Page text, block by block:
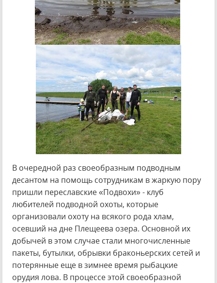
В очередной раз своеобразным подводным
десантом на помощь сотрудникам в жаркую пору
пришли переславские «Подвохи» - клуб
любителей подводной охоты, которые
организовали охоту на всякого рода хлам,
осевший на дне Плещеева озера. Основной их
добычей в этом случае стали многочисленные
пакеты, бутылки, обрывки браконьерских сетей и
потерянные еще в зимнее время рыбацкие
орудия лова. В процессе этой своеобразной